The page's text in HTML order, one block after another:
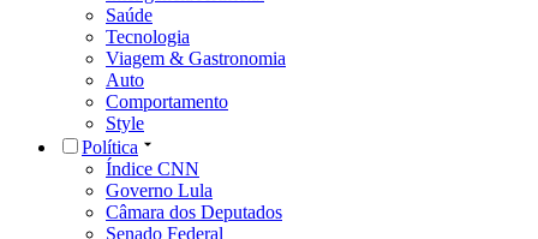
Saúde
Tecnologia
Viagem & Gastronomia
Auto
Comportamento
Style
Política
Índice CNN
Governo Lula
Câmara dos Deputados
Senado Federal